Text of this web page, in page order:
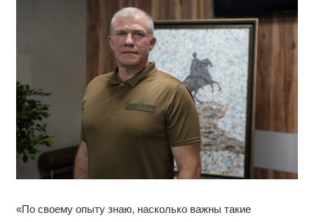
«По своему опыту знаю, насколько важны такие